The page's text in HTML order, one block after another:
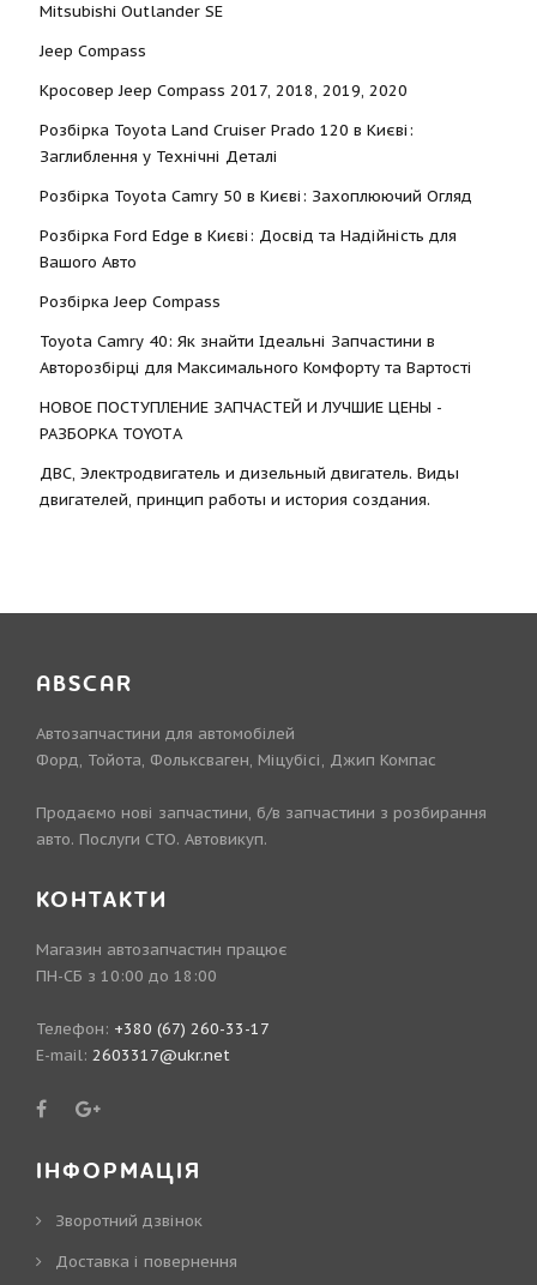
Mitsubishi Outlander SE
Jeep Compass
Кросовер Jeep Compass 2017, 2018, 2019, 2020
Розбірка Toyota Land Cruiser Prado 120 в Києві:
Заглиблення у Технічні Деталі
Розбірка Toyota Camry 50 в Києві: Захоплюючий Огляд
Розбірка Ford Edge в Києві: Досвід та Надійність для
Вашого Авто
Розбірка Jeep Compass
Toyota Camry 40: Як знайти Ідеальні Запчастини в
Авторозбірці для Максимального Комфорту та Вартості
НОВОЕ ПОСТУПЛЕНИЕ ЗАПЧАСТЕЙ И ЛУЧШИЕ ЦЕНЫ -
РАЗБОРКА TOYOTА
ДВС, Электродвигатель и дизельный двигатель. Виды
двигателей, принцип работы и история создания.
ABSCAR
Автозапчастини для автомобілей
Форд, Тойота, Фольксваген, Міцубісі, Джип Компас
Продаємо нові запчастини, б/в запчастини з розбирання
авто. Послуги СТО. Автовикуп.
КОНТАКТИ
Магазин автозапчастин працює
ПН-СБ з 10:00 до 18:00
Телефон: +380 (67) 260-33-17
E-mail: 2603317@ukr.net
ІНФОРМАЦІЯ
Зворотний дзвінок
Доставка і повернення